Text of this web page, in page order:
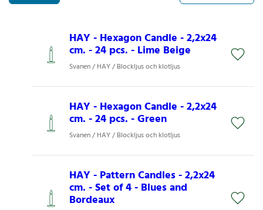
HAY - Hexagon Candle - 2,2x24
cm. - 24 pcs. - Lime Beige
Svanen / HAY / Blockljus och klotljus
HAY - Hexagon Candle - 2,2x24
cm. - 24 pcs. - Green
Svanen / HAY / Blockljus och klotljus
HAY - Pattern Candles - 2,2x24
cm. - Set of 4 - Blues and
Bordeaux